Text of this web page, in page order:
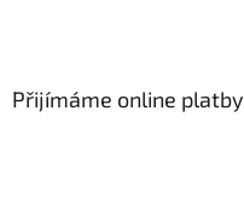
Přijímáme online platby